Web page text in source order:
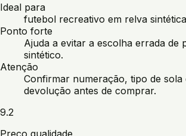
Ideal para
futebol recreativo em relva sintética
Ponto forte
Ajuda a evitar a escolha errada de
sintético.
Atenção
Confirmar numeração, tipo de sola
devolução antes de comprar.
9.2
Preço qualidade